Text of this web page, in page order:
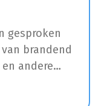
gesproken
brandend
andere